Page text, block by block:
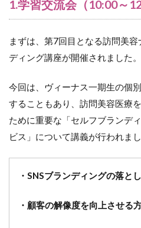
1.学習交流会（10:00～
まずは、第7回目となる訪問美
ディング講座が開催されました。
今回は、ヴィーナス一期生の個
することもあり、訪問美容医療
ために重要な「セルフブランデ
ビス」について講義が行われまし
・SNSブランディングの落と
・顧客の解像度を向上させる